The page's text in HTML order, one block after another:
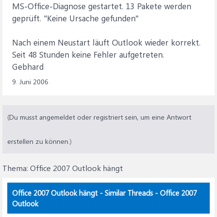
MS-Office-Diagnose gestartet. 13 Pakete werden
geprüft. "Keine Ursache gefunden"
Nach einem Neustart läuft Outlook wieder korrekt.
Seit 48 Stunden keine Fehler aufgetreten.
Gebhard
9. Juni 2006
(Du musst angemeldet oder registriert sein, um eine Antwort
erstellen zu können.)
Thema: Office 2007 Outlook hängt
Office 2007 Outlook hängt - Similar Threads - Office 2007
Outlook